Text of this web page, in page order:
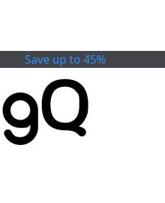
Save up to 45%